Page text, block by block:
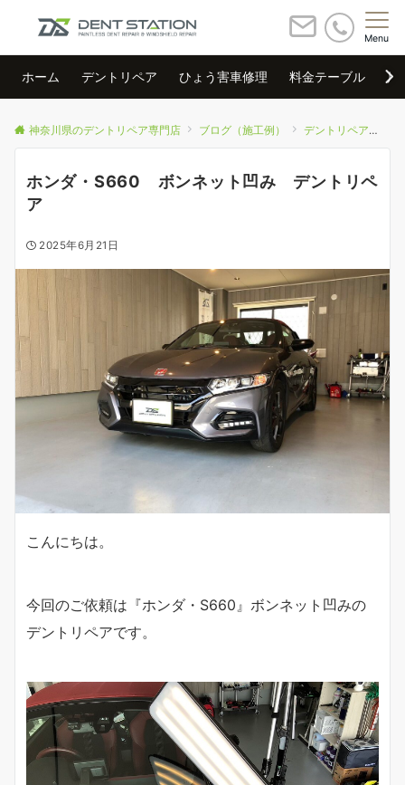
Menu
ホーム デントリペア ひょう害車修理 料金テーブル 店
神奈川県のデントリペア専門店 ブログ（施工例） デントリペア
ホンダ・S660 ボンネット凹み デントリペ
ア
2025年6月21日
こんにちは。
今回のご依頼は『ホンダ・S660』ボンネット凹みの
デントリペアです。